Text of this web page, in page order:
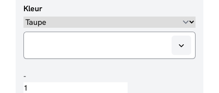
Kleur
-Hoofdkussen
tbv